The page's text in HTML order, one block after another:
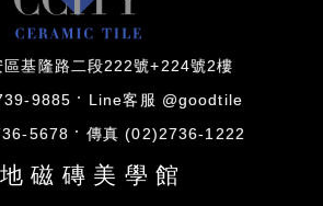
區基隆路二段222號+224號2樓
9885 Line客服 @goodtile
5678 傳真 (02)2736-1222
磁磚美學館